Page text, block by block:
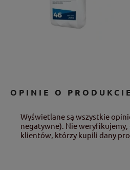
OPINIE O
Wyświetlane są wszystkie
negatywne). Nie weryfikujemy,
klientów, którzy kupili dany